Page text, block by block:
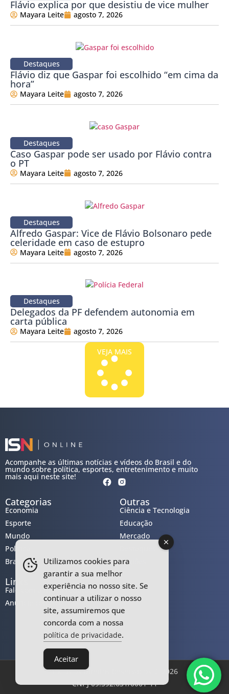
Flávio explica por que desistiu de vice mulher
Mayara Leite agosto 7, 2026
Destaques
Flávio diz que Gaspar foi escolhido “em cima da
hora”
Mayara Leite agosto 7, 2026
Destaques
Caso Gaspar pode ser usado por Flávio contra
o PT
Mayara Leite agosto 7, 2026
Destaques
Alfredo Gaspar: Vice de Flávio Bolsonaro pede
celeridade em caso de estupro
Mayara Leite agosto 7, 2026
Destaques
Delegados da PF defendem autonomia em
carta pública
Mayara Leite agosto 7, 2026
VEJA MAIS
Acompanhe as últimas notícias e vídeos do Brasil e do
mundo sobre política, esportes, entretenimento e muito
mais aqui neste site!
Categorias
Economia
Esporte
Mundo
Política
Brasil
Outras
Ciência e Tecnologia
Educação
Mercado
Regiões
Links
Fale com a nossa redação
Anuncie conosco
Todos os Direitos Reservados © 2026
CNPJ 09.592.631/0001-11
Utilizamos cookies para
garantir a sua melhor
experiência no nosso site. Se
continuar a utilizar o nosso
site, assumiremos que
concorda com a nossa
política de privacidade.
Aceitar